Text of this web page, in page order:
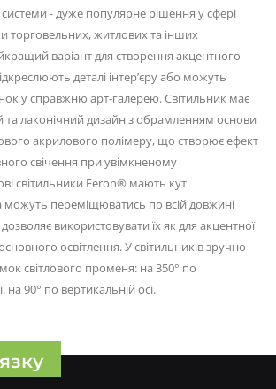
- дуже популярне рішення у сфері
торговельних, житлових та інших
варіант для створення акцентного
деталі інтер’єру або можуть
у справжню арт-галерею. Світильник має
та лаконічний дизайн з обрамленням основи
акрилового полімеру, що створює ефект
свічення при увімкненому
світильники Feron® мають кут
можуть переміщюватись по всій довжині
використовувати їх як для акцентної
основного освітлення. У світильників зручно
світлового променя: на 350° по
на 90° по вертикальній осі.